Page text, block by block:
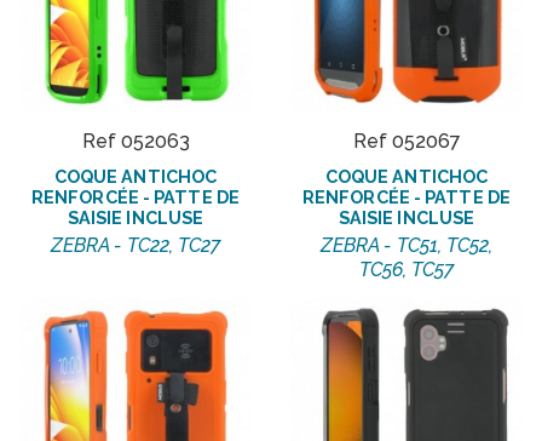
Ref 052063
COQUE ANTICHOC
RENFORCÉE - PATTE DE
SAISIE INCLUSE
ZEBRA - TC22, TC27
Ref 052067
COQUE ANTICHOC
RENFORCÉE - PATTE DE
SAISIE INCLUSE
ZEBRA - TC51, TC52,
TC56, TC57